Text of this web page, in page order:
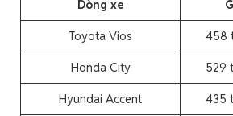
Dòng xe
Toyota Vios 458
Honda City 529
Hyundai Accent 435